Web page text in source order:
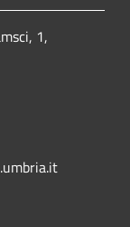
1,